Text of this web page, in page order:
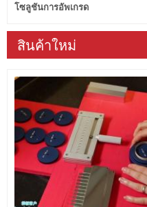
โซลูชันการอัพเกรด
สินค้าใหม่